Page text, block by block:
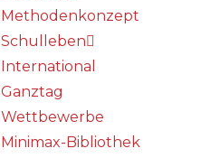
Methodenkonzept
Schulleben
International
Ganztag
Wettbewerbe
Minimax-Bibliothek​